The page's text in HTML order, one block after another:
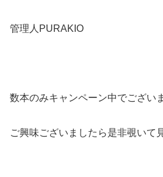
管理人PURAKIO
数本のみキャンペーン中でござい
ご興味ございましたら是非覗いて